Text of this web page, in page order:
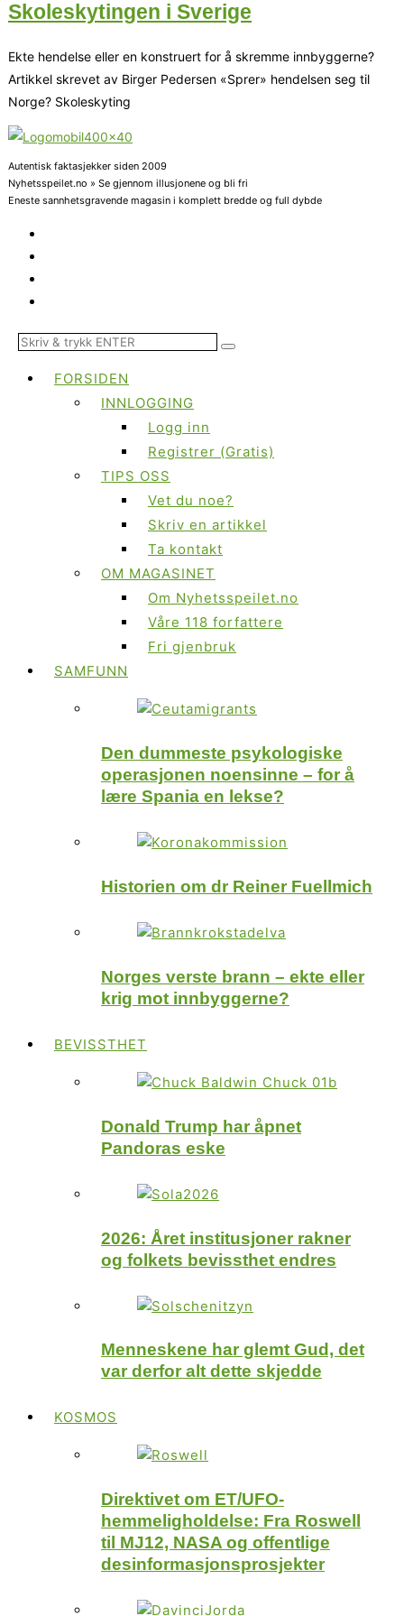
Skoleskytingen i Sverige
Ekte hendelse eller en konstruert for å skremme innbyggerne?
Artikkel skrevet av Birger Pedersen «Sprer» hendelsen seg til
Norge? Skoleskyting
Autentisk faktasjekker siden 2009
Nyhetsspeilet.no » Se gjennom illusjonene og bli fri
Eneste sannhetsgravende magasin i komplett bredde og full dybde
FORSIDEN
INNLOGGING
Logg inn
Registrer (Gratis)
TIPS OSS
Vet du noe?
Skriv en artikkel
Ta kontakt
OM MAGASINET
Om Nyhetsspeilet.no
Våre 118 forfattere
Fri gjenbruk
SAMFUNN
Den dummeste psykologiske
operasjonen noensinne – for å
lære Spania en lekse?
Historien om dr Reiner Fuellmich
Norges verste brann – ekte eller
krig mot innbyggerne?
BEVISSTHET
Donald Trump har åpnet
Pandoras eske
2026: Året institusjoner rakner
og folkets bevissthet endres
Menneskene har glemt Gud, det
var derfor alt dette skjedde
KOSMOS
Direktivet om ET/UFO-
hemmeligholdelse: Fra Roswell
til MJ12, NASA og offentlige
desinformasjonsprosjekter